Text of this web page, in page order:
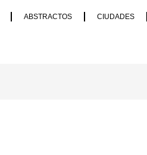
ABSTRACTOS CIUDADES